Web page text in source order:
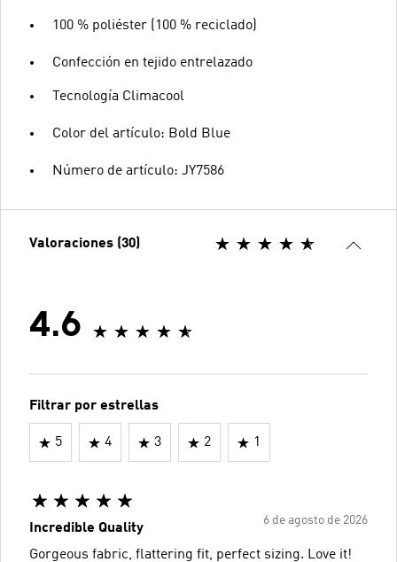
100 % poliéster (100 % reciclado)
Confección en tejido entrelazado
Tecnología Climacool
Color del artículo: Bold Blue
Número de artículo: JY7586
Valoraciones (30)
4.6
Filtrar por estrellas
5 4 3 2 1
6 de agosto de 2026
Incredible Quality
Gorgeous fabric, flattering fit, perfect sizing. Love it!